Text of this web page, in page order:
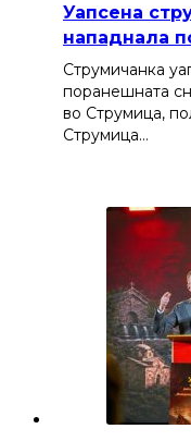
Уапсена
нападнала
Струмичанка
поранешната
во Струмица,
Струмица…